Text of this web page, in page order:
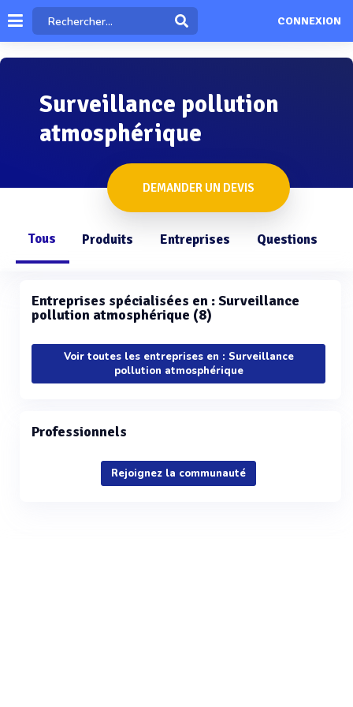
CONNEXION
Surveillance pollution
atmosphérique
DEMANDER UN DEVIS
Tous Produits Entreprises Questions
Entreprises spécialisées en : Surveillance
pollution atmosphérique (8)
Voir toutes les entreprises en : Surveillance
pollution atmosphérique
Professionnels
Rejoignez la communauté